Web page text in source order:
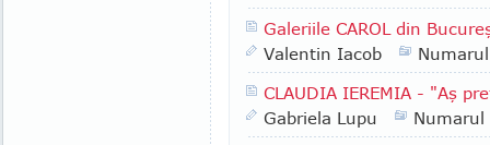
Galeriile CAROL din
Valentin Iacob
CLAUDIA IEREMIA - "Aş
Gabriela Lupu